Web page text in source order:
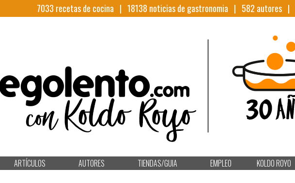
7033 recetas de cocina | 18138 noticias de gastronomia | 582 autores |
ARTÍCULOS AUTORES TIENDAS/GUIA EMPLEO KOLDO ROYO